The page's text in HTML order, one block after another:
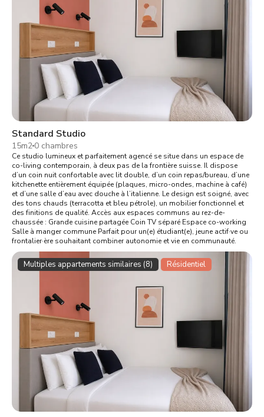
Standard Studio
15m2 0 chambres
Ce studio lumineux et parfaitement agencé se situe dans un espace de
co-living contemporain, à deux pas de la frontière suisse. Il dispose
d’un coin nuit confortable avec lit double, d’un coin repas/bureau, d’une
kitchenette entièrement équipée (plaques, micro-ondes, machine à café)
et d’une salle d’eau avec douche à l’italienne. Le design est soigné, avec
des tons chauds (terracotta et bleu pétrole), un mobilier fonctionnel et
des finitions de qualité. Accès aux espaces communs au rez-de-
chaussée : Grande cuisine partagée Coin TV séparé Espace co-working
Salle à manger commune Parfait pour un(e) étudiant(e), jeune actif·ve ou
frontalier·ère souhaitant combiner autonomie et vie en communauté.
Multiples appartements similaires (8) Résidentiel